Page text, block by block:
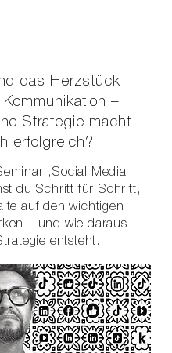
das Herzstück
–
Strategie macht
erfolgreich?
„Social Media
du Schritt für Schritt,
auf den wichtigen
– und wie daraus
entsteht.